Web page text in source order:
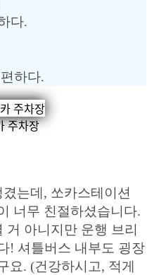
다.
하다.
주차장
는데, 쏘카스테이션
너무 친절하셨습니다.
아니지만 운행 브리
! 셔틀버스 내부도 굉장
요. (건강하시고, 적게